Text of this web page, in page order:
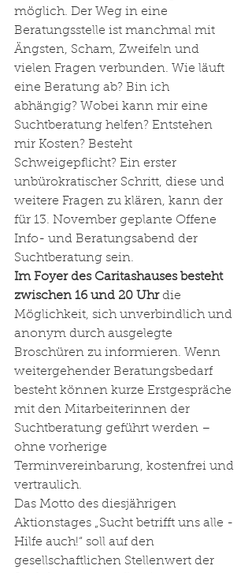
möglich. Der Weg in eine
Beratungsstelle ist manchmal mit
Ängsten, Scham, Zweifeln und
vielen Fragen verbunden. Wie läuft
eine Beratung ab? Bin ich
abhängig? Wobei kann mir eine
Suchtberatung helfen? Entstehen
mir Kosten? Besteht
Schweigepflicht? Ein erster
unbürokratischer Schritt, diese und
weitere Fragen zu klären, kann der
für 13. November geplante Offene
Info- und Beratungsabend der
Suchtberatung sein.
Im Foyer des Caritashauses besteht
zwischen 16 und 20 Uhr die
Möglichkeit, sich unverbindlich und
anonym durch ausgelegte
Broschüren zu informieren. Wenn
weitergehender Beratungsbedarf
besteht können kurze Erstgespräche
mit den Mitarbeiterinnen der
Suchtberatung geführt werden –
ohne vorherige
Terminvereinbarung, kostenfrei und
vertraulich.
Das Motto des diesjährigen
Aktionstages „Sucht betrifft uns alle -
Hilfe auch!“ soll auf den
gesellschaftlichen Stellenwert der